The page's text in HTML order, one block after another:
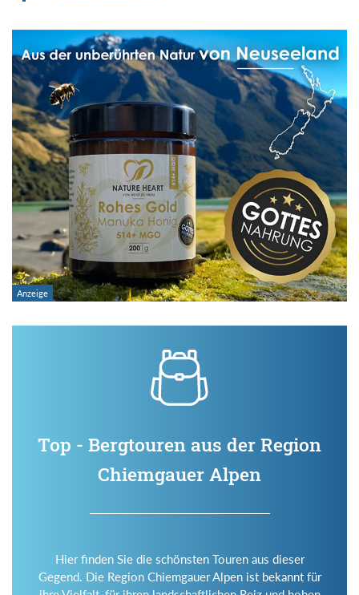
Top - Bergtouren aus der Region
Chiemgauer Alpen
Hier finden Sie die schönsten Touren aus dieser
Gegend. Die Region Chiemgauer Alpen ist bekannt für